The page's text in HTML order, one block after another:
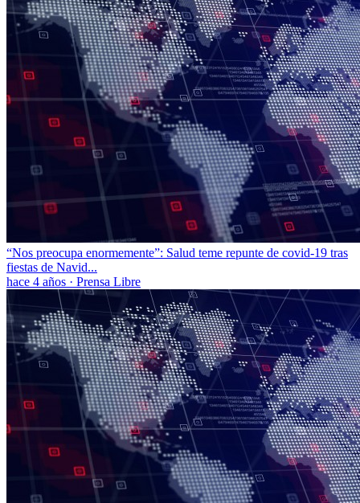
“Nos preocupa enormemente”: Salud teme repunte de covid-19 tras
fiestas de Navid...
hace 4 años · Prensa Libre